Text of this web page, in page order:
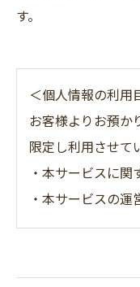
す。
＜個人情報の利用
お客様よりお預か
限定し利用させて
・本サービスに関
・本サービスの
当社ではお客様の